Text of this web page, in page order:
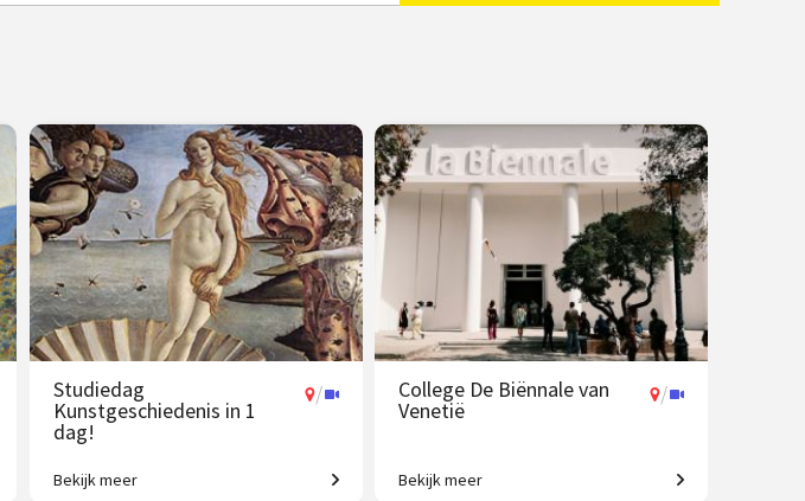
Studiedag
Kunstgeschiedenis in 1
dag!
/
Uitdagende expeditie van Grieken tot
Bekijk meer
College De Biënnale van
Venetië
/
Een geweldig aanbod aan
Bekijk meer